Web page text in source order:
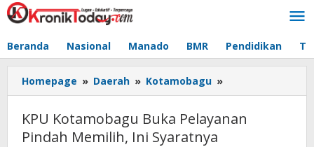
Lewati
ke
Beranda Nasional Manado BMR Pendidikan
Homepage » Daerah » Kotamobagu »
Kotamobagu
Pelayanan
KPU Kotamobagu Buka Pelayanan
Pindah Memilih, Ini Syaratnya